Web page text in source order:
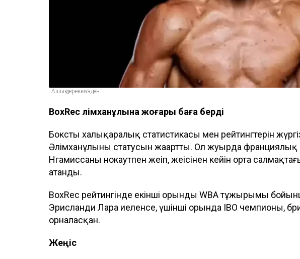
Ашық дереккөзден
BoxRec Әлімханұлына жоғары баға берді
Бокстың халықаралық статистикасы мен рейтингтерін
Әлімханұлының статусын жаңартты. Ол жуырда
Нгамиссаны нокаутпен жеңіп, жеңісінен кейін орта
атанды.
BoxRec рейтингінде екінші орынды WBA тұжырымы
Эрисланди Лара иеленсе, үшінші орында IBO чемпионы,
орналасқан.
Жеңіс